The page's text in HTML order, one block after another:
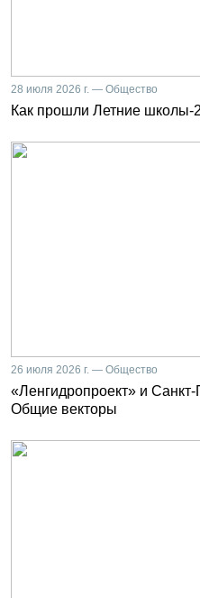
28 июля 2026 г. — Общество
Как прошли Летние школы-
26 июля 2026 г. — Общество
«Ленгидропроект» и
Общие векторы